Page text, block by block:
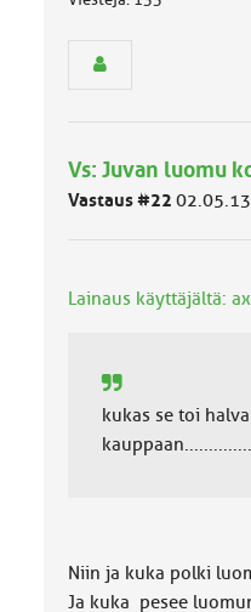
ä
m
ä
k
Vs: Juvan luomu
Vastaus #22
Lainaus käyttäjältä:
kukas se toi
Niin ja kuka polki
Ja kuka pesee